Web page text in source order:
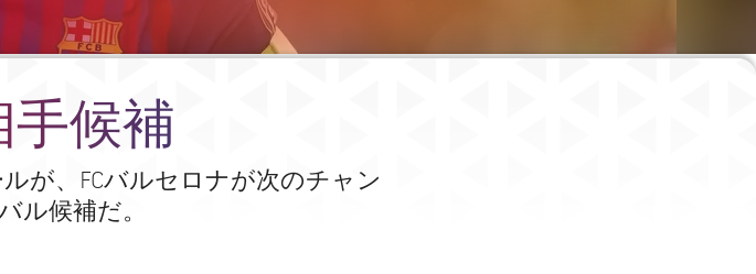
手候補
が、FCバルセロナが次のチャン
ル候補だ。